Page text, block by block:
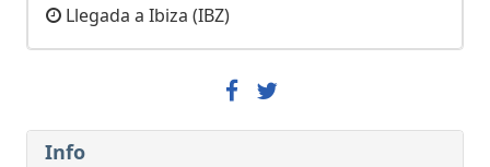
Llegada a Ibiza (IBZ)
Info